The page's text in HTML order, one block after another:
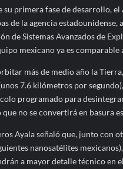
su primera fase de desarrollo,
de la agencia estadounidense,
de Sistemas Avanzados de
mexicano ya es comparable
más de medio año la
7.6 kilómetros por
programado para
que no se convertirá en basura
Ayala señaló que, junto con
nanosatélites
a mayor detalle técnico en